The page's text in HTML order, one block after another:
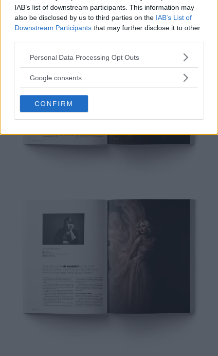
IAB’s list of downstream participants. This information may
also be disclosed by us to third parties on the IAB’s List of
Downstream Participants that may further disclose it to other
Please note that this website/app uses one or more Google
not limited to your visit or usage behaviour. You may click to
use your data for below specified purposes in below Google
consent section.
Personal Data Processing Opt Outs
Google consents
CONFIRM